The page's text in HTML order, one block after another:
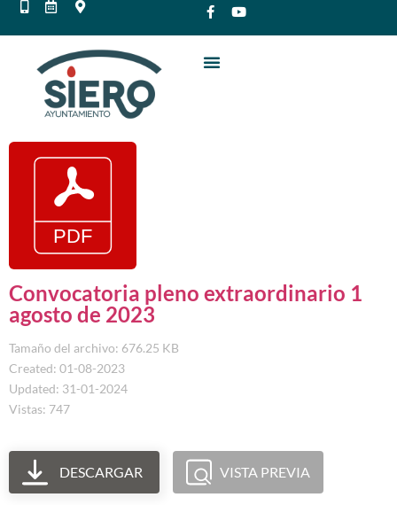
Convocatoria pleno extraordinario 1
agosto de 2023
Tamaño del archivo: 676.25 KB
Created: 01-08-2023
Updated: 31-01-2024
Vistas: 747
DESCARGAR VISTA PREVIA